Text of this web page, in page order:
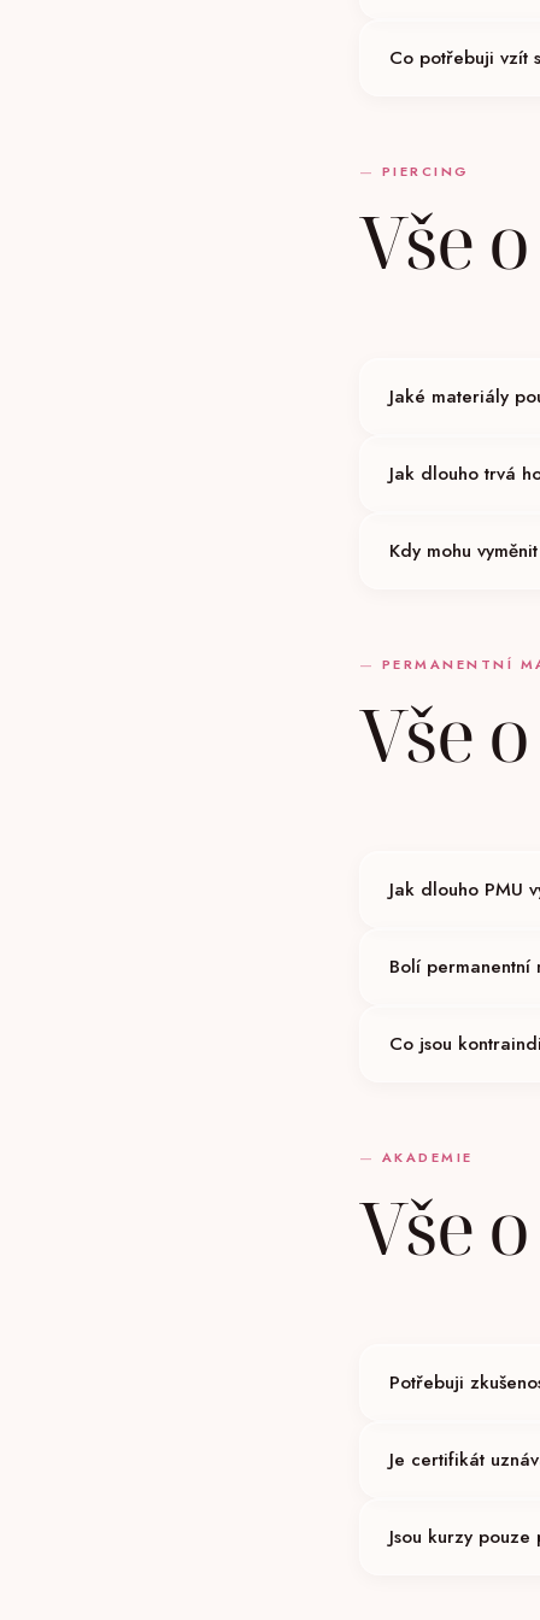
Co potřebuji vzít
PIERCING
Vše
Jaké materiály
jiné materiály.
Jak dlouho trvá
dostanete po
Kdy mohu
PERMANENTNÍ
Vše
Jak dlouho PMU
po 1–2 letech.
Bolí permanentní
Co jsou
AKADEMIE
Vše
Potřebuji
Je certifikát
neexistuje. Certifikát
Jsou kurzy pouze